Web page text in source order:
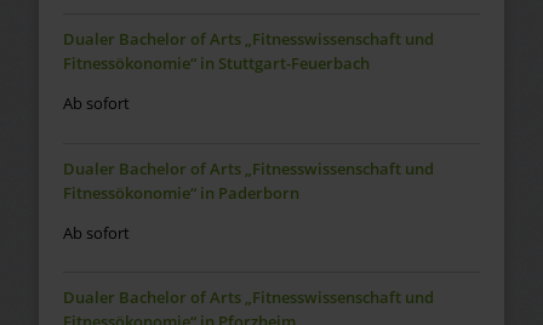
Dualer Bachelor of Arts „Fitnesswissenschaft und
Fitnessökonomie“ in Stuttgart-Feuerbach
Ab sofort
Dualer Bachelor of Arts „Fitnesswissenschaft und
Fitnessökonomie“ in Paderborn
Ab sofort
Dualer Bachelor of Arts „Fitnesswissenschaft und